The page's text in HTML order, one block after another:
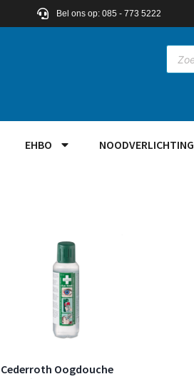
Bel ons op: 085 - 773 5222
EHBO NOODVERLICHTING
Cederroth Oogdouche